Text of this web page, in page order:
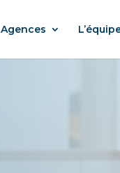
Agences